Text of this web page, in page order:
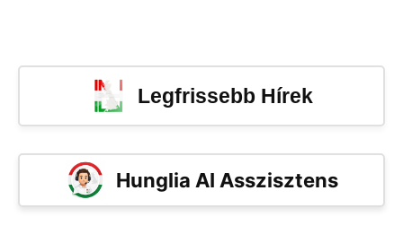
Legfrissebb Hírek
Hunglia AI Asszisztens